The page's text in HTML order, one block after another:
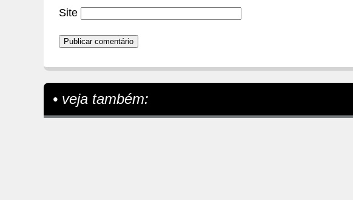
Site
• veja também: